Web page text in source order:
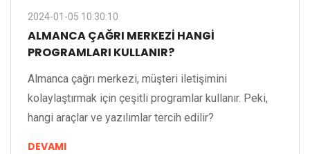
2024-01-05 10:30:10
ALMANCA ÇAĞRI MERKEZI HANGI
PROGRAMLARI KULLANIR?
Almanca çağrı merkezi, müşteri iletişimini
kolaylaştırmak için çeşitli programlar kullanır. Peki,
hangi araçlar ve yazılımlar tercih edilir?
DEVAMI